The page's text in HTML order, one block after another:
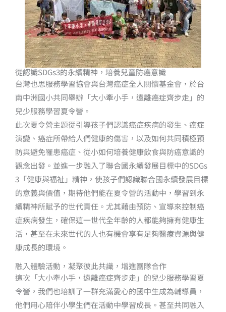
從認識SDGs3的永續精神，培養兒童防癌意識
台灣也思服務學習協會與台灣癌症全人關懷基金會，於台
南中洲國小共同舉辦「大小牽小手，遠離癌症齊步走」的
兒少服務學習夏令營。
此次夏令營主題從引導孩子們認識癌症疾病的發生、癌症
演變、癌症所帶給人們健康的傷害，以及如何共同積極預
防與避免罹患癌症、從小如何培養健康飲食與防癌意識的
觀念出發。並進一步融入了聯合國永續發展目標中的SDGs
3「健康與福祉」精神，使孩子們認識聯合國永續發展目標
的意義與價值，期待他們能在夏令營的活動中，學習到永
續精神所賦予的世代責任。尤其藉由預防、宣導來控制癌
症疾病發生，確保這一世代全年齡的人都能夠擁有健康生
活，甚至在未來世代的人也有機會享有足夠醫療資源與健
康成長的環境。
融入體驗活動，凝聚彼此共識，增進團隊合作
這次「大小牽小手，遠離癌症齊步走」的兒少服務學習夏
令營，我們也培訓了一群充滿愛心的國中生成為輔導員，
他們用心陪伴小學生們在活動中學習成長。甚至共同融入